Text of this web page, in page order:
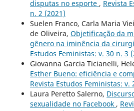
disputas no esporte , Revista
n. 2 (2021)
Suelen Franco, Carla Maria
de Oliveira, Objetificação da
gênero na iminência da
Estudos Feministas: v. 30 n. 3
Giovanna Garcia Ticianelli,
Esther Bueno: eficiência e
Revista Estudos Feministas: v.
Laura Peretto Salerno,
sexualidade no Facebook ,